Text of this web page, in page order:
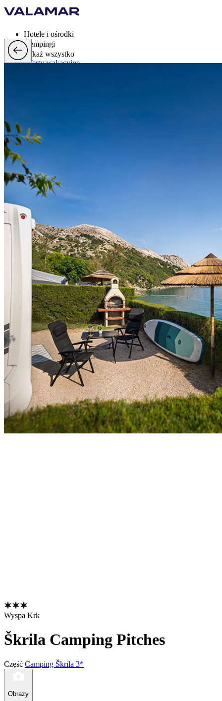
Hotele i ośrodki
Kempingi
Pokaż wszystko
Oferty wakacyjne
pl, EUR
Wyspa Krk
Škrila Camping Pitches
Część Camping Škrila 3*
Obrazy